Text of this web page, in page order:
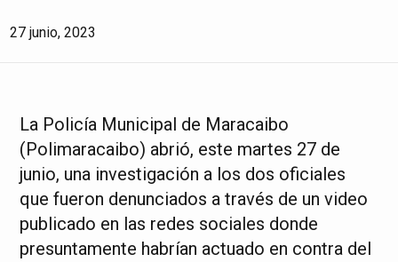
27 junio, 2023
La Policía Municipal de Maracaibo
(Polimaracaibo) abrió, este martes 27 de
junio, una investigación a los dos oficiales
que fueron denunciados a través de un video
publicado en las redes sociales donde
presuntamente habrían actuado en contra del